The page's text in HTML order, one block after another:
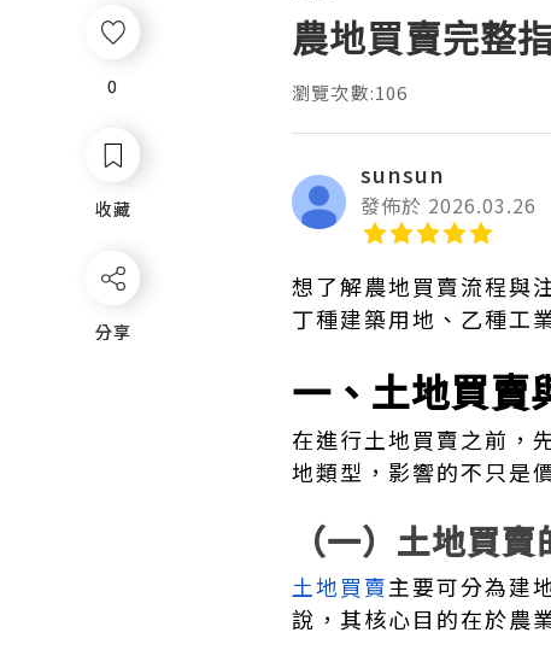
0
收藏
分享
農地買賣完整
瀏覽次數:106
sunsun
發佈於 2026.03.26
想了解農地買賣流程與
丁種建築用地、乙種工
一、土地買賣
在進行土地買賣之前，
地類型，影響的不只是
（一）土地買
土地買賣主要可分為建
說，其核心目的在於農
0
收藏
分享